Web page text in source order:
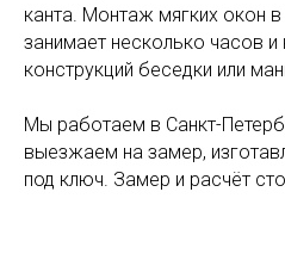
канта. Монтаж мягких окон
занимает несколько часов
конструкций беседки или
Мы работаем в Санкт-
выезжаем на замер,
под ключ. Замер и расчёт